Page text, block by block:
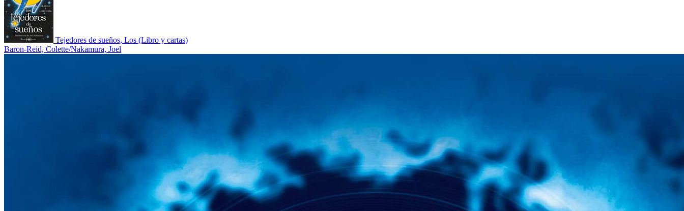
Tejedores de sueños, Los (Libro y cartas)
Baron-Reid, Colette/Nakamura, Joel